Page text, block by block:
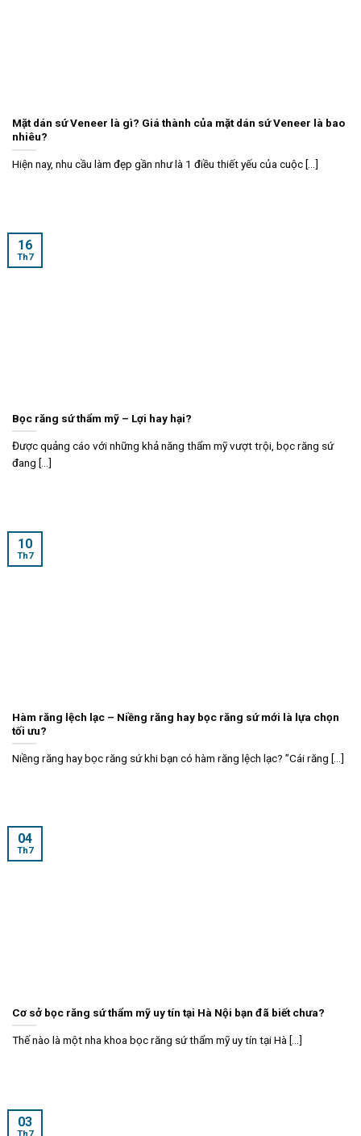
Mặt dán sứ Veneer là gì? Giá thành của mặt dán sứ Veneer là bao
nhiêu?
Hiện nay, nhu cầu làm đẹp gần như là 1 điều thiết yếu của cuộc [...]
Bọc răng sứ thẩm mỹ – Lợi hay hại?
Được quảng cáo với những khả năng thẩm mỹ vượt trội, bọc răng sứ
đang [...]
16
Th7
Hàm răng lệch lạc – Niềng răng hay bọc răng sứ mới là lựa chọn
tối ưu?
Niềng răng hay bọc răng sứ khi bạn có hàm răng lệch lạc? ”Cái răng [...]
10
Th7
Cơ sở bọc răng sứ thẩm mỹ uy tín tại Hà Nội bạn đã biết chưa?
Thế nào là một nha khoa bọc răng sứ thẩm mỹ uy tín tại Hà [...]
04
Th7
03